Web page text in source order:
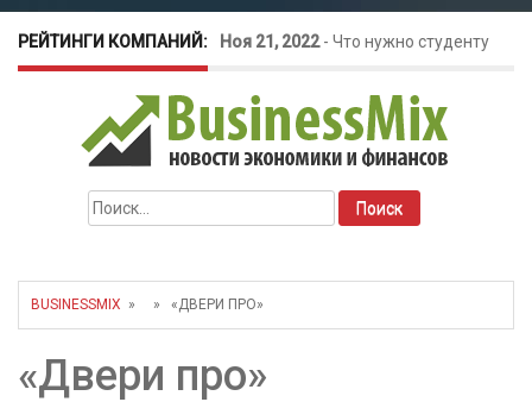
РЕЙТИНГИ КОМПАНИЙ: Ноя 21, 2022- Что нужно студенту
для открытия бизнеса?
Окт 26, 2022-Телефония для
amoCRM: лучшие инструменты для
бизнеса
Найти:
BUSINESSMIX » » «ДВЕРИ ПРО»
«Двери про»